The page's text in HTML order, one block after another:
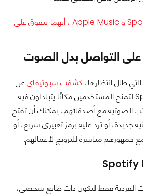
خدمتي Spotify و Apple Music ، أيهما يتفوق على
على التواصل بدل الصوت
كشفت سبوتيفايعن
ميزة Spotify Messages لتمنح المستخدمين مكانًا يتبادلون فيه
الصوتية مع أصدقائهم، يمكنك أن تفتح
أو ترد عليه برمز تعبيري سريع، أو
جمهورهم مباشرةً للترويج لأعمالهم.
الفردية فقط لتكون ذات طابع شخصي،